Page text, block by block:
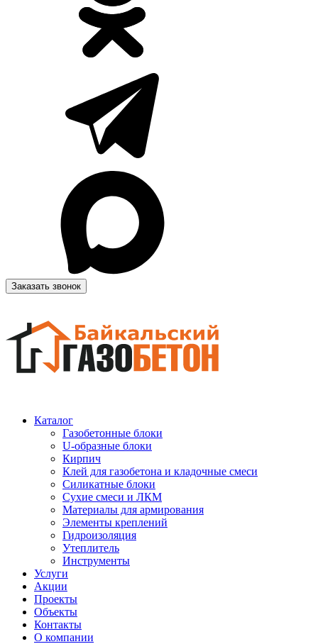
Заказать звонок
Каталог
Газобетонные блоки
U-образные блоки
Кирпич
Клей для газобетона и кладочные смеси
Силикатные блоки
Сухие смеси и ЛКМ
Материалы для армирования
Элементы креплений
Гидроизоляция
Утеплитель
Инструменты
Услуги
Акции
Проекты
Объекты
Контакты
О компании